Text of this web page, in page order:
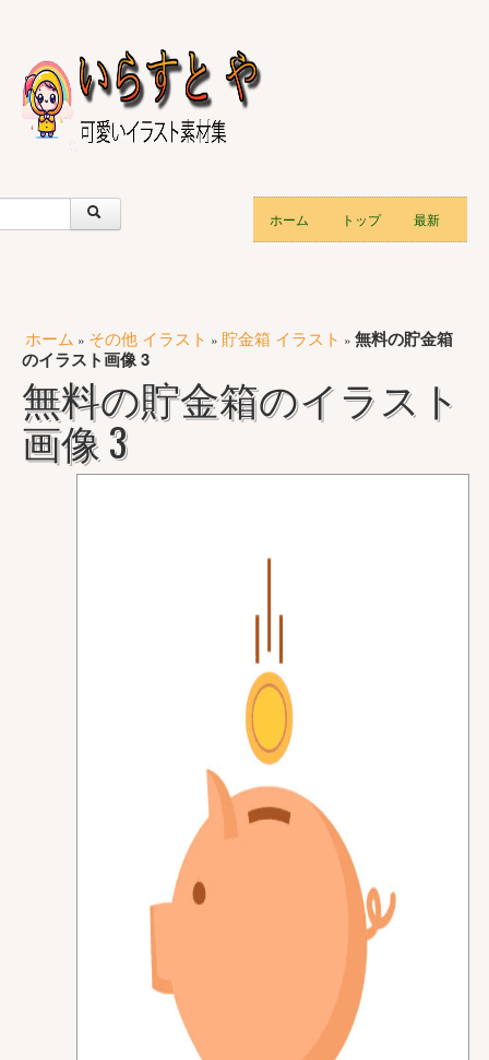
ホーム トップ 最新
ホーム » その他 イラスト » 貯金箱 イラスト » 無料の貯金箱
のイラスト画像 3
無料の貯金箱のイラスト
画像 3